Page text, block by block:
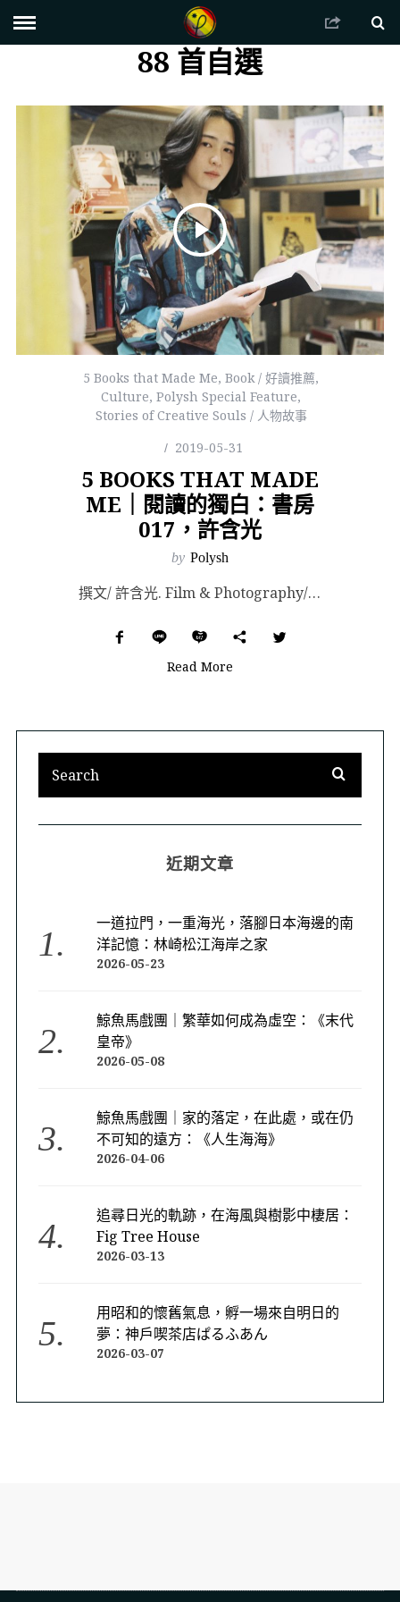
88 首自選
5 Books that Made Me,Book / 好讀推薦,
Culture,Polysh Special Feature,
Stories of Creative Souls / 人物故事
2019-05-31
5 BOOKS THAT MADE
ME｜閱讀的獨白：書房
017，許含光
by Polysh
撰文/ 許含光. Film & Photography/ Manchi. Special t...
Read More
近期文章
一道拉門，一重海光，落腳日本海邊的南
洋記憶：林崎松江海岸之家
2026-05-23
鯨魚馬戲團｜繁華如何成為虛空：《末代
皇帝》
2026-05-08
鯨魚馬戲團｜家的落定，在此處，或在仍
不可知的遠方：《人生海海》
2026-04-06
追尋日光的軌跡，在海風與樹影中棲居：
Fig Tree House
2026-03-13
用昭和的懷舊氣息，孵一場來自明日的
夢：神戶喫茶店ぱるふあん
2026-03-07